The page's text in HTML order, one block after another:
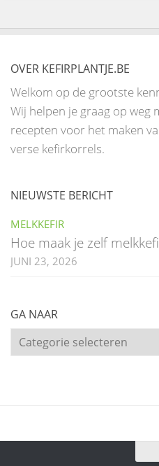
OVER KEFIRPLANTJE.BE
Welkom op de grootste
Wij helpen je graag op weg
recepten voor het maken
verse kefirkorrels.
NIEUWSTE BERICHT
MELKKEFIR
Hoe maak je zelf
JUNI 23, 2026
GA NAAR
Ga
naar